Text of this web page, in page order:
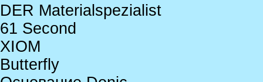
DER Materialspezialist
61 Second
XIOM
Butterfly